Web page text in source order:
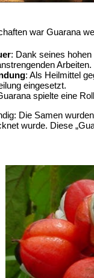
war Guarana
: Dank seines
Arbeiten.
: Als Heilmittel
eingesetzt.
spielte eine
Die Samen
wurde. Diese